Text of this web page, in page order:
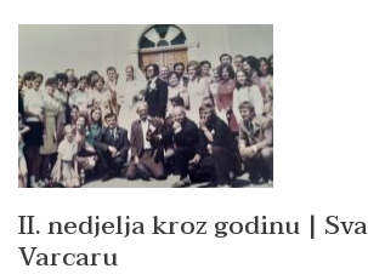
II. nedjelja kroz godinu |
Varcaru